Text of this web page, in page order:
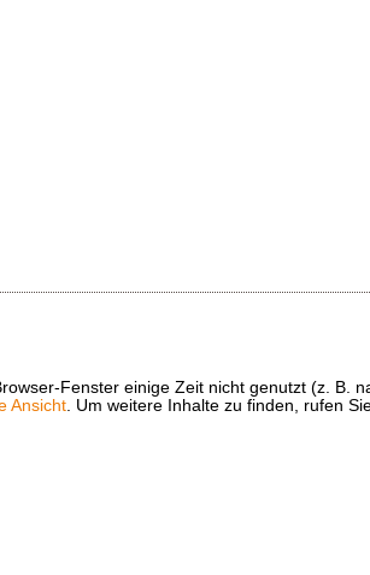
Fenster einige Zeit nicht genutzt (z. B.
Ansicht. Um weitere Inhalte zu finden, rufen